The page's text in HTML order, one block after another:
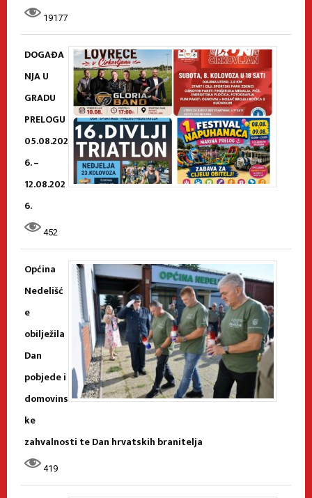
19177
DOGAĐA
NJA U
GRADU
PRELOGU
05.08.202
6. –
12.08.202
6.
452
Općina
Nedelišć
e
obilježila
Dan
pobjede i
domovins
ke
zahvalnosti te Dan hrvatskih branitelja
419